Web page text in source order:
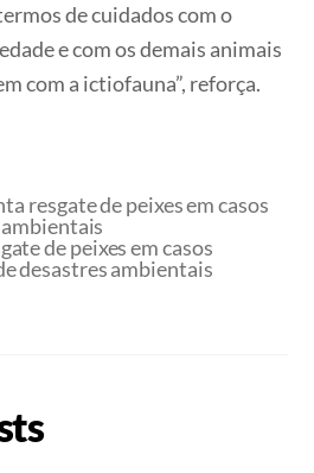
de cuidados com o
e com os demais animais
com a ictiofauna”, reforça.
resgate de peixes em casos
de peixes em casos
desastres ambientais